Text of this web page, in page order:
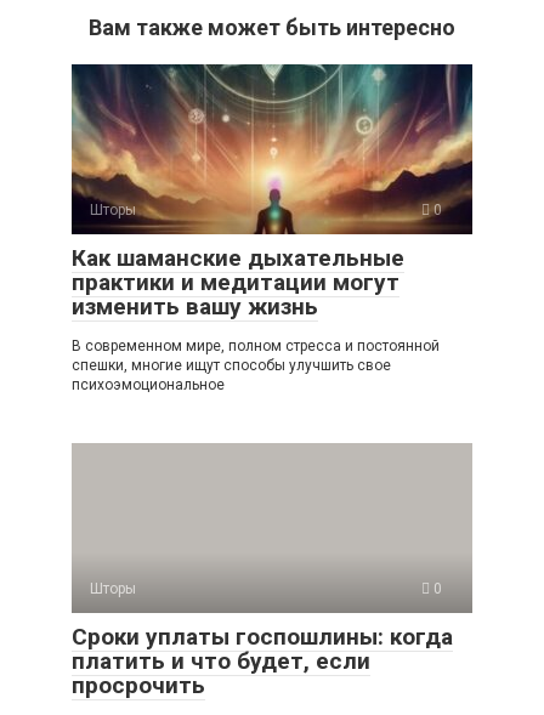
Вам также может быть интересно
Шторы 0
Как шаманские дыхательные
практики и медитации могут
изменить вашу жизнь
В современном мире, полном стресса и постоянной
спешки, многие ищут способы улучшить свое
психоэмоциональное
Шторы 0
Сроки уплаты госпошлины: когда
платить и что будет, если
просрочить